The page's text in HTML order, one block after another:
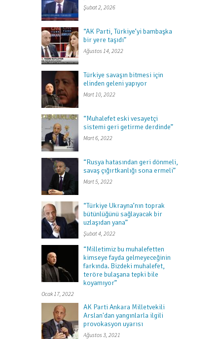
Şubat 2, 2026
“AK Parti, Türkiye’yi bambaşka
bir yere taşıdı”
Ağustos 14, 2022
Türkiye savaşın bitmesi için
elinden geleni yapıyor
Mart 10, 2022
“Muhalefet eski vesayetçi
sistemi geri getirme derdinde”
Mart 6, 2022
“Rusya hatasından geri dönmeli,
savaş çığırtkanlığı sona ermeli”
Mart 5, 2022
“Türkiye Ukrayna’nın toprak
bütünlüğünü sağlayacak bir
uzlaşıdan yana”
Şubat 4, 2022
“Milletimiz bu muhalefetten
kimseye fayda gelmeyeceğinin
farkında. Bizdeki muhalefet,
teröre bulaşana tepki bile
koyamıyor”
Ocak 17, 2022
AK Parti Ankara Milletvekili
Arslan'dan yangınlarla ilgili
provokasyon uyarısı
Ağustos 3, 2021